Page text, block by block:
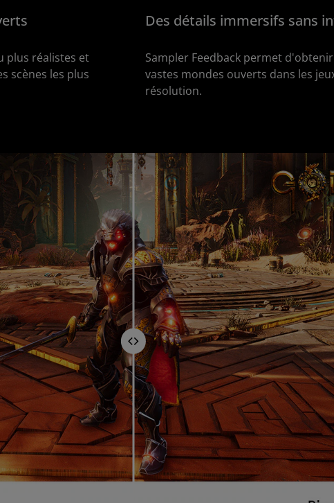
plus réalistes et
scènes les plus
Des détails immersifs sans
Sampler Feedback permet
vastes mondes ouverts dans les
résolution.